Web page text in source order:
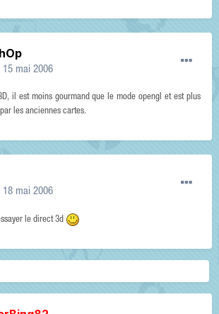
15 mai 2006
il est moins gourmand que le mode opengl et est plus
les anciennes cartes.
18 mai 2006
le direct 3d